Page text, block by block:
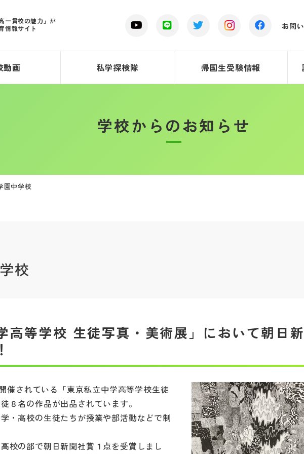
一貫校の魅力」が
情報サイト
お問
動画 私学探検隊 帰国生受験情報
学校からのお知らせ
園中学校
校
高等学校 生徒写真・美術展」において朝日
催されている「東京私立中学高等学校生徒
８名の作品が出品されています。
・高校の生徒たちが授業や部活動などで制
校の部で朝日新聞社賞１点を受賞しまし